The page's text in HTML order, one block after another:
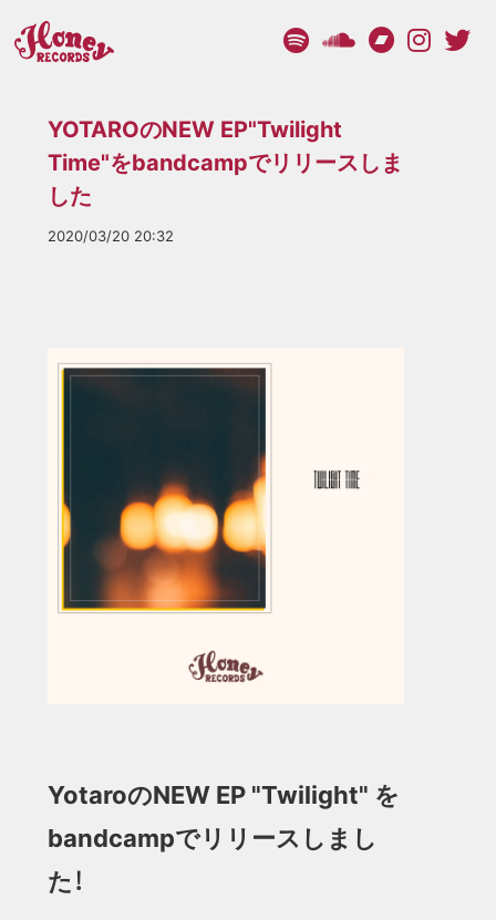
YOTAROのNEW EP"Twilight
Time"をbandcampでリリースしま
した
2020/03/20 20:32
YotaroのNEW EP "Twilight" を
bandcampでリリースしまし
た！